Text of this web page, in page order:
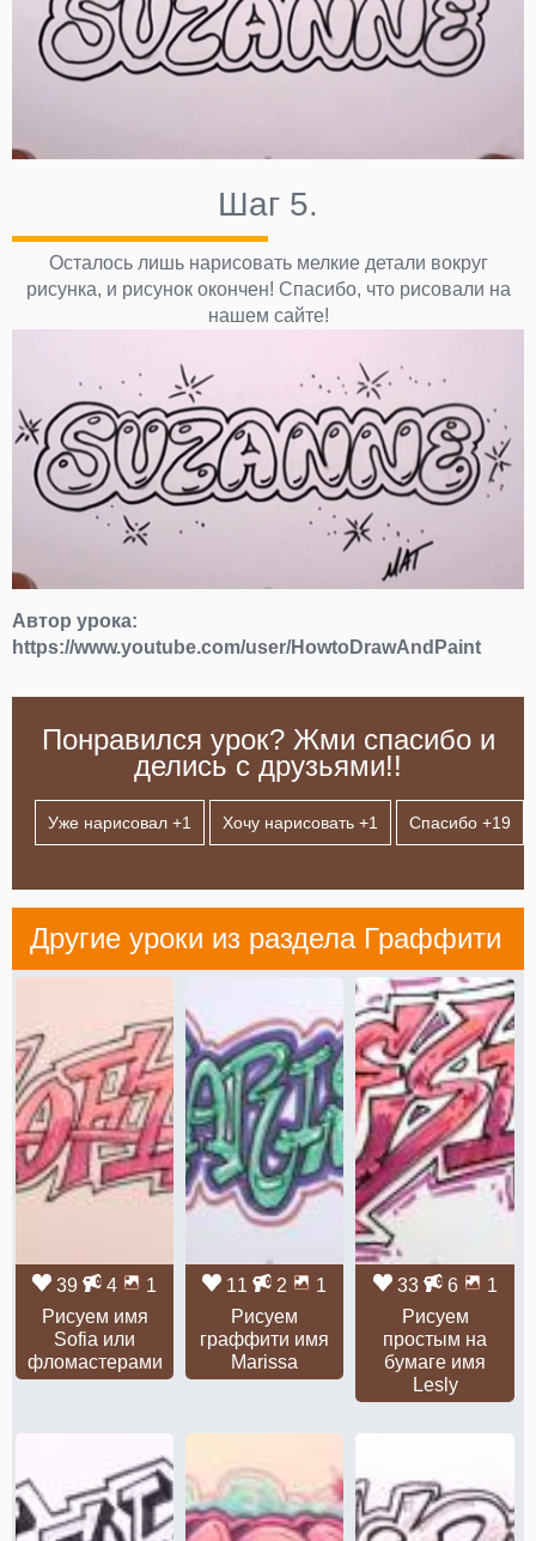
Шаг 5.
Осталось лишь нарисовать мелкие детали вокруг
рисунка, и рисунок окончен! Спасибо, что рисовали на
нашем сайте!
Автор урока:
https://www.youtube.com/user/HowtoDrawAndPaint
Понравился урок? Жми спасибо и
делись с друзьями!!
Уже нарисовал +1 Хочу нарисовать +1 Спасибо +19
Другие уроки из раздела Граффити
39 4
1
Рисуем имя
Sofia или
фломастерами
11 2
1
Рисуем
граффити имя
Marissa
33 6
1
Рисуем
простым на
бумаге имя
Lesly